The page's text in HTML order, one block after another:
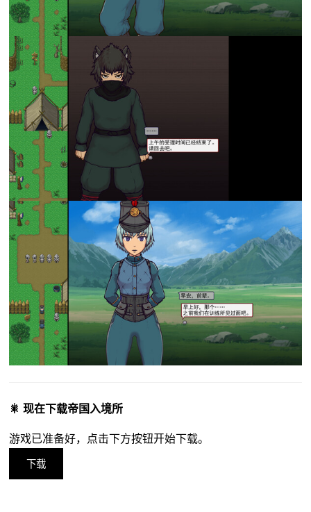
🎇 现在下载帝国入境所
游戏已准备好，点击下方按钮开始下载。
下载